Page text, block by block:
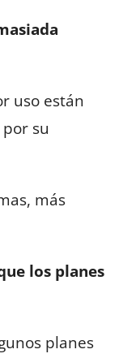
uso están
su
más
los planes
planes